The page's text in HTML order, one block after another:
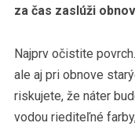
za čas zaslúži
Najprv očistite
ale aj pri obnove
riskujete, že náter
vodou riediteľné